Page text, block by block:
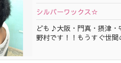
シルバーワックス☆
ども♪大阪・門真・摂津
野村です！！もうすぐ世